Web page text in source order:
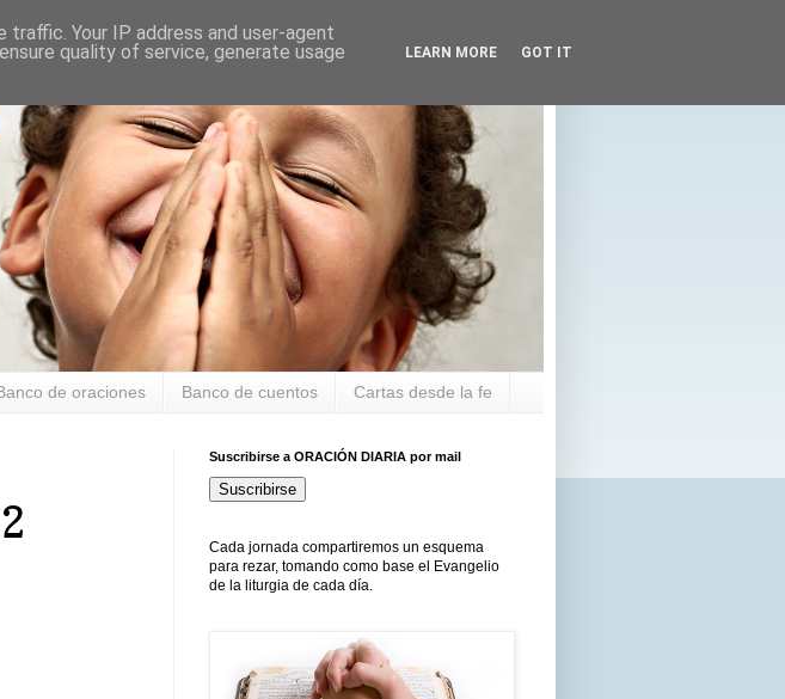
de oraciones Banco de cuentos Cartas desde la fe
Suscribirse a ORACIÓN DIARIA por mail
Suscribirse
Cada jornada compartiremos un esquema
para rezar, tomando como base el Evangelio
de la liturgia de cada día.
Your IP address and user-agent
quality of service, generate usage
LEARN MORE GOT IT